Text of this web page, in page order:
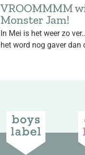
VROOMMMM
Monster Jam!
In Mei is het weer zo
het word nog gaver dan